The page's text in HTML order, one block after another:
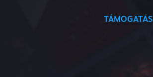
TÁMOGATÁS